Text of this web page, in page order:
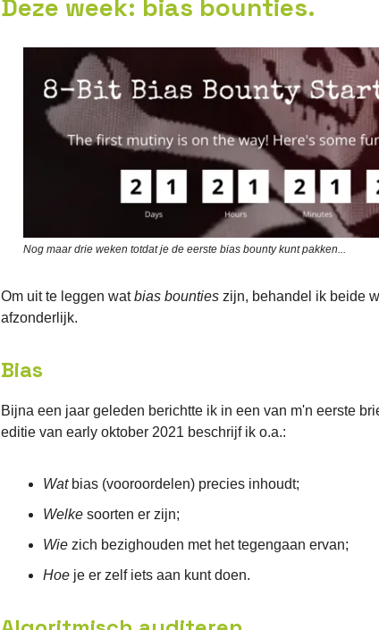
Deze week: bias bounties.
Nog maar drie weken totdat je de eerste bias bounty kunt pakken...
Om uit te leggen watbias bounties zijn, behandel ik beide
afzonderlijk.
Bias
Bijna een jaar geleden berichtte ik in een van m'n eerste
editie van early oktober 2021 beschrijf ik o.a.:
Watbias (vooroordelen) precies inhoudt;
Welke soorten er zijn;
Wie zich bezighouden met het tegengaan ervan;
Hoe je er zelf iets aan kunt doen.